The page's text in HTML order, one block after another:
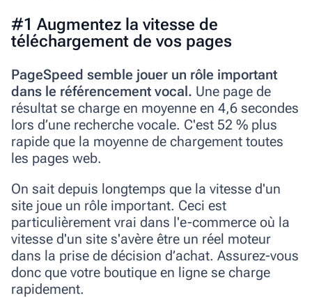
#1 Augmentez la vitesse de
téléchargement de vos pages
PageSpeed semble jouer un rôle important
dans le référencement vocal. Une page de
résultat se charge en moyenne en 4,6 secondes
lors d’une recherche vocale. C'est 52 % plus
rapide que la moyenne de chargement toutes
les pages web.
On sait depuis longtemps que la vitesse d'un
site joue un rôle important. Ceci est
particulièrement vrai dans l'e-commerce où la
vitesse d'un site s'avère être un réel moteur
dans la prise de décision d’achat. Assurez-vous
donc que votre boutique en ligne se charge
rapidement.